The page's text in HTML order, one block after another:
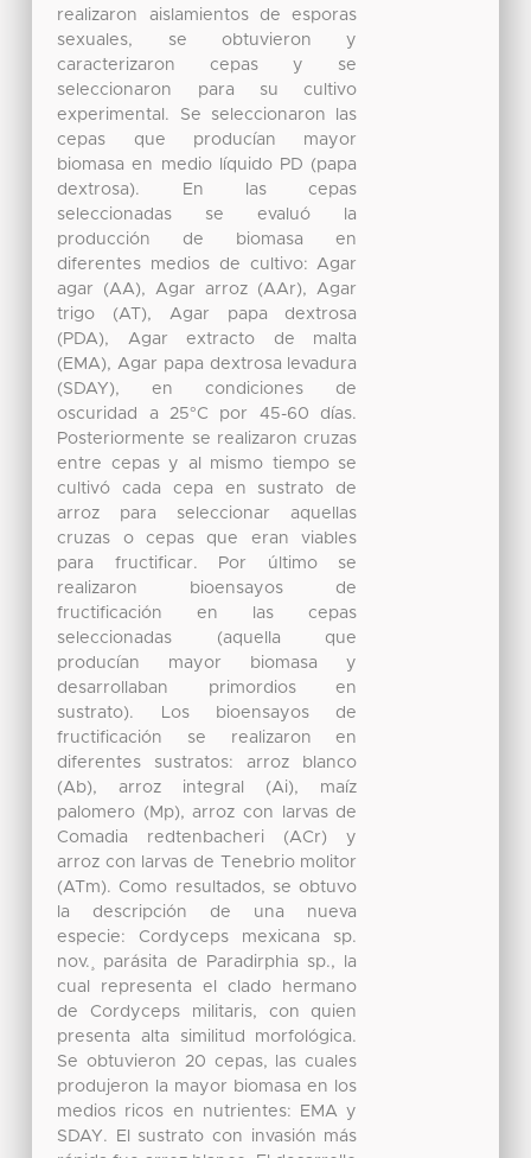
realizaron aislamientos de esporas
sexuales, se obtuvieron y
caracterizaron cepas y se
seleccionaron para su cultivo
experimental. Se seleccionaron las
cepas que producían mayor
biomasa en medio líquido PD (papa
dextrosa). En las cepas
seleccionadas se evaluó la
producción de biomasa en
diferentes medios de cultivo: Agar
agar (AA), Agar arroz (AAr), Agar
trigo (AT), Agar papa dextrosa
(PDA), Agar extracto de malta
(EMA), Agar papa dextrosa levadura
(SDAY), en condiciones de
oscuridad a 25°C por 45-60 días.
Posteriormente se realizaron cruzas
entre cepas y al mismo tiempo se
cultivó cada cepa en sustrato de
arroz para seleccionar aquellas
cruzas o cepas que eran viables
para fructificar. Por último se
realizaron bioensayos de
fructificación en las cepas
seleccionadas (aquella que
producían mayor biomasa y
desarrollaban primordios en
sustrato). Los bioensayos de
fructificación se realizaron en
diferentes sustratos: arroz blanco
(Ab), arroz integral (Ai), maíz
palomero (Mp), arroz con larvas de
Comadia redtenbacheri (ACr) y
arroz con larvas de Tenebrio molitor
(ATm). Como resultados, se obtuvo
la descripción de una nueva
especie: Cordyceps mexicana sp.
nov.¸ parásita de Paradirphia sp., la
cual representa el clado hermano
de Cordyceps militaris, con quien
presenta alta similitud morfológica.
Se obtuvieron 20 cepas, las cuales
produjeron la mayor biomasa en los
medios ricos en nutrientes: EMA y
SDAY. El sustrato con invasión más